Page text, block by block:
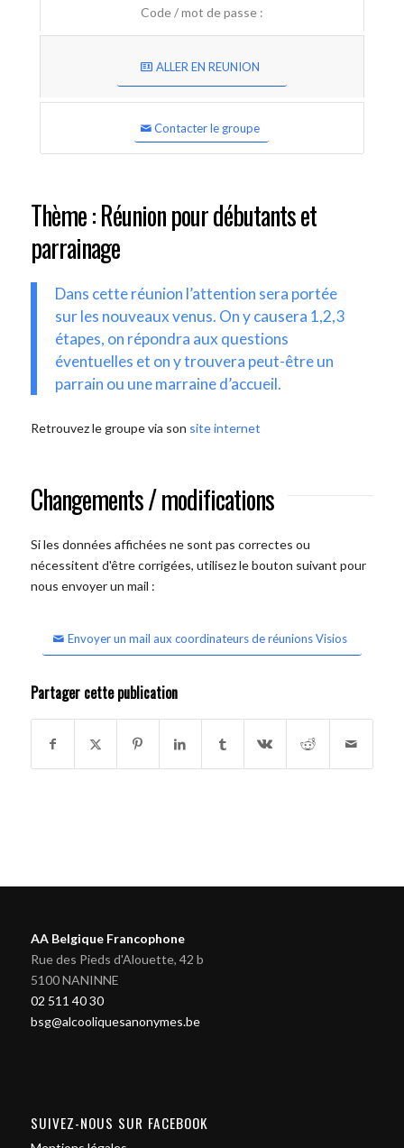
Code / mot de passe :
ALLER EN REUNION
Contacter le groupe
Thème : Réunion pour débutants et
parrainage
Dans cette réunion l’attention sera portée
sur les nouveaux venus. On y causera 1,2,3
étapes, on répondra aux questions
éventuelles et on y trouvera peut-être un
parrain ou une marraine d’accueil.
Retrouvez le groupe via son site internet
Changements / modifications
Si les données affichées ne sont pas correctes ou
nécessitent d'être corrigées, utilisez le bouton suivant pour
nous envoyer un mail :
Envoyer un mail aux coordinateurs de réunions Visios
Partager cette publication
AA Belgique Francophone
Rue des Pieds d'Alouette, 42 b
5100 NANINNE
02 511 40 30
bsg@alcooliquesanonymes.be
SUIVEZ-NOUS SUR FACEBOOK